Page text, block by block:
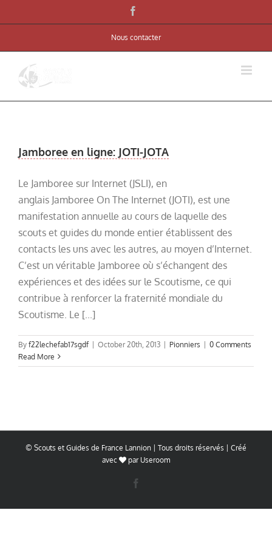
to
Nous contacter
Jamboree en ligne: JOTI-JOTA
Le Jamboree sur Internet (JSLI), en
anglais Jamboree On The Internet (JOTI), est une
manifestation annuelle au cours de laquelle des
scouts et guides du monde entier établissent des
contacts les uns avec les autres, au moyen d’Internet.
C’est un véritable Jamboree où s’échangent des
expériences et des idées sur le Scoutisme, ce qui
contribue à renforcer la fraternité mondiale du
Scoutisme. Le [...]
By f22lechefab17sgdf | October 20th, 2013 | Pionniers | 0 Comments
Read More
© Scouts et Guides de France Lannion | Tous droits réservés | Créé
avec
par Useroom